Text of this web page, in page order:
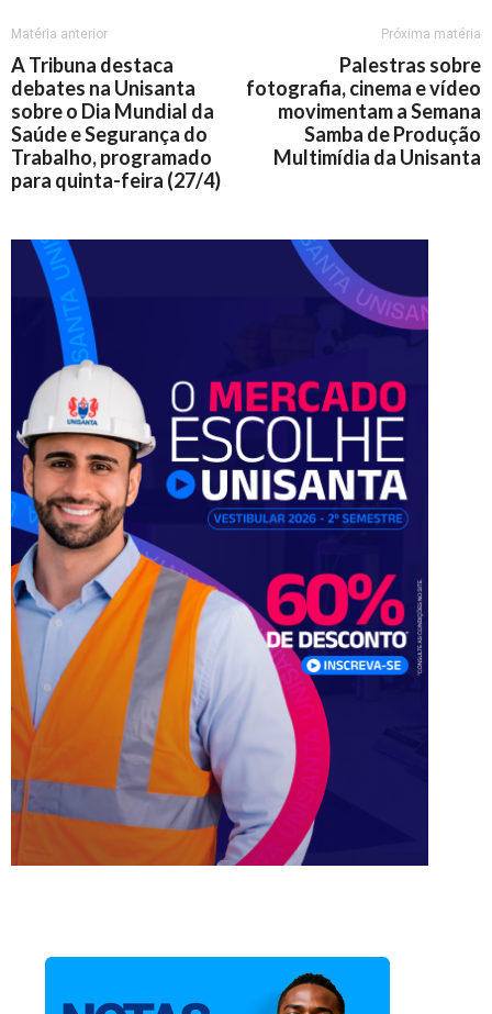
Matéria anterior
A Tribuna destaca
debates na Unisanta
sobre o Dia Mundial da
Saúde e Segurança do
Trabalho, programado
para quinta-feira (27/4)
Próxima matéria
Palestras sobre
fotografia, cinema e vídeo
movimentam a Semana
Samba de Produção
Multimídia da Unisanta